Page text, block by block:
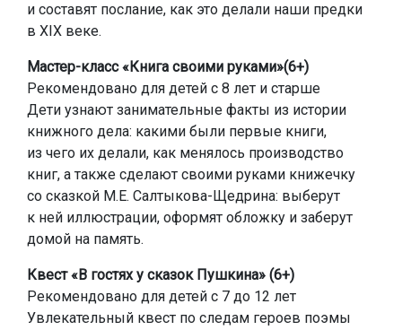
и составят послание, как это делали наши предки
в XIX веке.
Мастер-класс «Книга своими руками»(6+)
Рекомендовано для детей с 8 лет и старше
Дети узнают занимательные факты из истории
книжного дела: какими были первые книги,
из чего их делали, как менялось производство
книг, а также сделают своими руками книжечку
со сказкой М.Е. Салтыкова-Щедрина: выберут
к ней иллюстрации, оформят обложку и заберут
домой на память.
Квест «В гостях у сказок Пушкина» (6+)
Рекомендовано для детей с 7 до 12 лет
Увлекательный квест по следам героев поэмы